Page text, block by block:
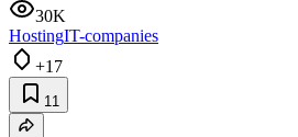
30K
HostingIT-companies
+17
11